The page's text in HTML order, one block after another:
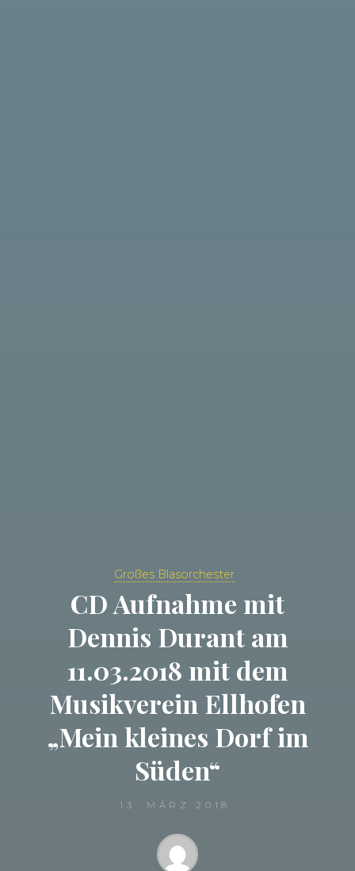
Großes Blasorchester
CD Aufnahme mit
Dennis Durant am
11.03.2018 mit dem
Musikverein Ellhofen
„Mein kleines Dorf im
Süden“
13. MÄRZ 2018